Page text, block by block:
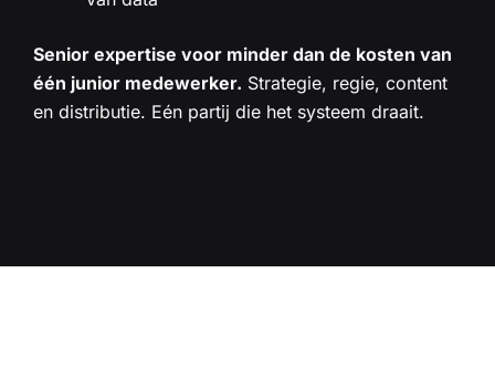
Senior expertise voor minder dan de kosten van
één junior medewerker. Strategie, regie, content
en distributie. Eén partij die het systeem draait.